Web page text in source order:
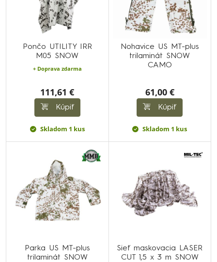
Pončo UTILITY IRR
M05 SNOW
+ Doprava zdarma
111,61 €
Kúpiť
Skladom 1 kus
Nohavice US MT-plus
trilaminát SNOW
CAMO
61,00 €
Kúpiť
Skladom 1 kus
Parka US MT-plus
trilaminát SNOW
Sieť maskovacia LASER
CUT 1,5 x 3 m SNOW